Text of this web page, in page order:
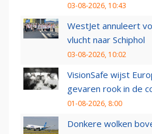
03-08-2026, 10:43
WestJet annuleert
vlucht naar Schiphol
03-08-2026, 10:02
VisionSafe wijst
gevaren rook in de
01-08-2026, 8:00
Donkere wolken